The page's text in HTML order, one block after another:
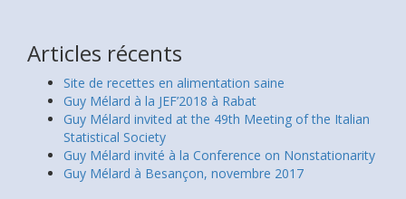
Articles récents
Site de recettes en alimentation saine
Guy Mélard à la JEF’2018 à Rabat
Guy Mélard invited at the 49th Meeting of the Italian
Statistical Society
Guy Mélard invité à la Conference on Nonstationarity
Guy Mélard à Besançon, novembre 2017